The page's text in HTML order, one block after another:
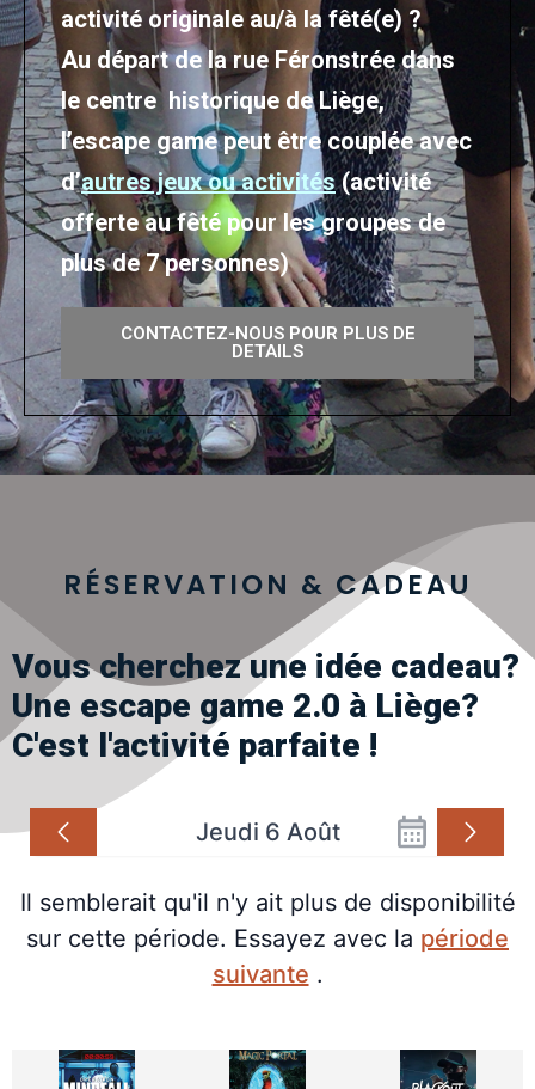
activité originale au/à la fêté(e) ?
Au départ de la rue Féronstrée dans
le centre historique de Liège,
l’escape game peut être couplée avec
d’autres jeux ou activités(activité
offerte au fêté pour les groupes de
plus de 7 personnes)
CONTACTEZ-NOUS POUR PLUS DE
DETAILS
RÉSERVATION & CADEAU
Vous cherchez une idée cadeau?
Une escape game 2.0 à Liège?
C'est l'activité parfaite !
Jeudi 6 Août
Il semblerait qu'il n'y ait plus de disponibilité
sur cette période. Essayez avec la période
suivante .